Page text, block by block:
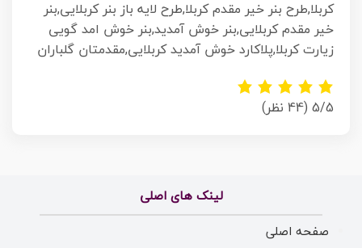
کربلا,طرح بنر خیر مقدم کربلا,طرح لایه باز بنر کربلایی,بنر
خیر مقدم کربلایی,بنر خوش آمدید,بنر خوش امد گویی
زیارت کربلا,پلاکارد خوش آمدید کربلایی,مقدمتان گلباران
5/5 (44 نظر)
لینک های اصلی
صفحه اصلی